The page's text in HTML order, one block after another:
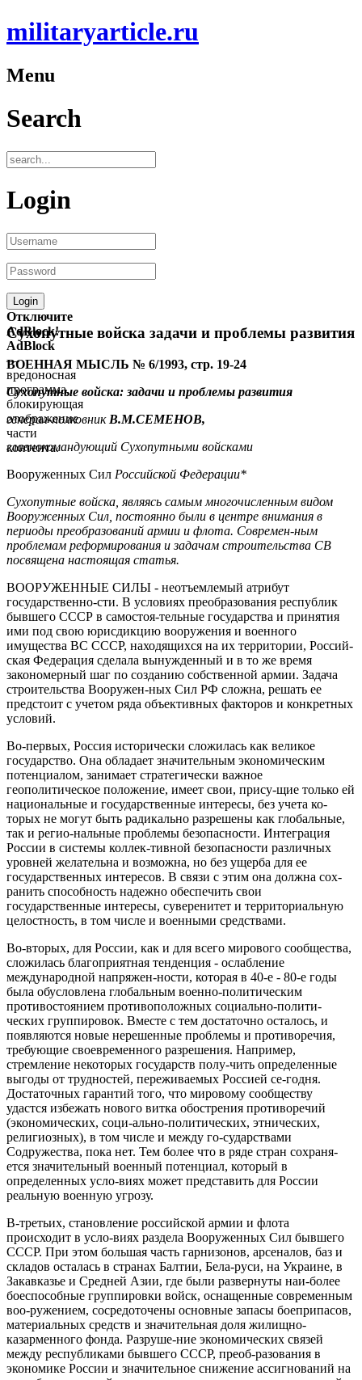
militaryarticle.ru
Menu
Search
Login
Отключите
AdBlock!
AdBlock
—
вредоносная
программа,
блокирующая
отображение
части
контента.
Сухопутные войска задачи и проблемы развития
ВОЕННАЯ МЫСЛЬ № 6/1993, стр. 19-24
Сухопутные войска: задачи и проблемы развития
генерал-полковник В.М.СЕМЕНОВ,
главнокомандующий Сухопутными войсками
Вооруженных Сил Российской Федерации*
Сухопутные войска, являясь самым многочисленным видом
Вооруженных Сил, постоянно были в центре внимания в
периоды преобразований армии и флота. Современ-ным
проблемам реформирования и задачам строительства СВ
посвящена настоящая статья.
ВООРУЖЕННЫЕ СИЛЫ - неотъемлемый атрибут
государственно-сти. В условиях преобразования республик
бывшего СССР в самостоя-тельные государства и принятия
ими под свою юрисдикцию вооружения и военного
имущества ВС СССР, находящихся на их территории, Россий-
ская Федерация сделала вынужденный и в то же время
закономерный шаг по созданию собственной армии. Задача
строительства Вооружен-ных Сил РФ сложна, решать ее
предстоит с учетом ряда объективных факторов и конкретных
условий.
Во-первых, Россия исторически сложилась как великое
государство. Она обладает значительным экономическим
потенциалом, занимает стратегически важное
геополитическое положение, имеет свои, прису-щие только ей
национальные и государственные интересы, без учета ко-
торых не могут быть радикально разрешены как глобальные,
так и регио-нальные проблемы безопасности. Интеграция
России в системы коллек-тивной безопасности различных
уровней желательна и возможна, но без ущерба для ее
государственных интересов. В связи с этим она должна сох-
ранить способность надежно обеспечить свои
государственные интересы, суверенитет и территориальную
целостность, в том числе и военными средствами.
Во-вторых, для России, как и для всего мирового сообщества,
сложилась благоприятная тенденция - ослабление
международной напряжен-ности, которая в 40-е - 80-е годы
была обусловлена глобальным военно-политическим
противостоянием противоположных социально-полити-
ческих группировок. Вместе с тем достаточно осталось, и
появляются новые нерешенные проблемы и противоречия,
требующие своевременного разрешения. Например,
стремление некоторых государств полу-чить определенные
выгоды от трудностей, переживаемых Россией се-годня.
Достаточных гарантий того, что мировому сообществу
удастся избежать нового витка обострения противоречий
(экономических, соци-ально-политических, этнических,
религиозных), в том числе и между го-сударствами
Содружества, пока нет. Тем более что в ряде стран сохраня-
ется значительный военный потенциал, который в
определенных усло-виях может представить для России
реальную военную угрозу.
В-третьих, становление российской армии и флота
происходит в усло-виях раздела Вооруженных Сил бывшего
СССР. При этом большая часть гарнизонов, арсеналов, баз и
складов осталась в странах Балтии, Бела-руси, на Украине, в
Закавказье и Средней Азии, где были развернуты наи-более
боеспособные группировки войск, оснащенные современным
воо-ружением, сосредоточены основные запасы боеприпасов,
материальных средств и значительная доля жилищно-
казарменного фонда. Разруше-ние экономических связей
между республиками бывшего СССР, преоб-разования в
экономике России и значительное снижение ассигнований на